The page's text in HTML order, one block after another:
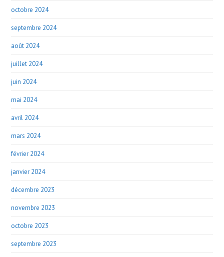
octobre 2024
septembre 2024
août 2024
juillet 2024
juin 2024
mai 2024
avril 2024
mars 2024
février 2024
janvier 2024
décembre 2023
novembre 2023
octobre 2023
septembre 2023